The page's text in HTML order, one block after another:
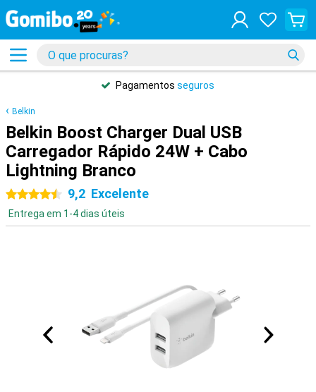
Pagamentos seguros
Belkin
Belkin Boost Charger Dual USB
Carregador Rápido 24W + Cabo
Lightning Branco
4.5 estrelas
9,2 Excelente
Entrega em 1-4 dias úteis